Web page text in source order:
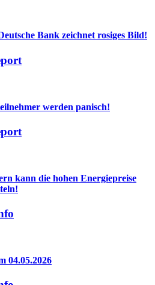
Bank zeichnet rosiges Bild!
werden panisch!
kann die hohen Energiepreise
04.05.2026